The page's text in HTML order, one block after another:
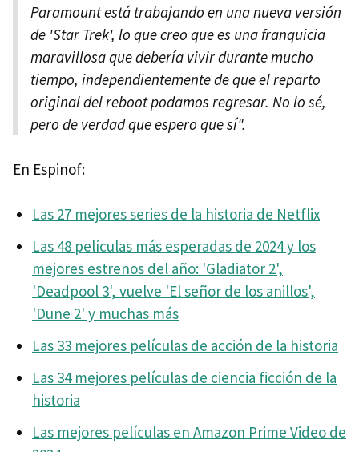
Paramount está trabajando en una nueva versión
de 'Star Trek', lo que creo que es una franquicia
maravillosa que debería vivir durante mucho
tiempo, independientemente de que el reparto
original del reboot podamos regresar. No lo sé,
pero de verdad que espero que sí".
En Espinof:
Las 27 mejores series de la historia de Netflix
Las 48 películas más esperadas de 2024 y los
mejores estrenos del año: 'Gladiator 2',
'Deadpool 3', vuelve 'El señor de los anillos',
'Dune 2' y muchas más
Las 33 mejores películas de acción de la historia
Las 34 mejores películas de ciencia ficción de la
historia
Las mejores películas en Amazon Prime Video de